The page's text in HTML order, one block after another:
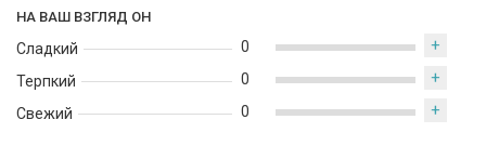
НА ВАШ ВЗГЛЯД ОН
Сладкий
Терпкий
Свежий
0 +
0 +
0 +